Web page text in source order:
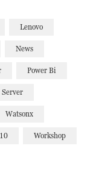
Lenovo
News
Power Bi
Server
Watsonx
Workshop